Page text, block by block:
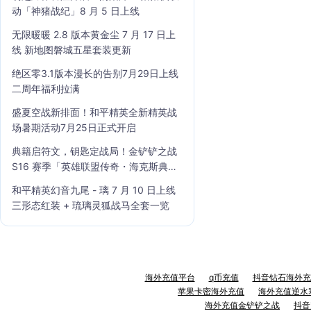
动「神猪战纪」8 月 5 日上线
无限暖暖 2.8 版本黄金尘 7 月 17 日上
线 新地图磐城五星套装更新
绝区零3.1版本漫长的告别7月29日上线
二周年福利拉满
盛夏空战新排面！和平精英全新精英战
场暑期活动7月25日正式开启
典籍启符文，钥匙定战局！金铲铲之战
S16 赛季「英雄联盟传奇・海克斯典
和平精英幻音九尾 - 璃 7 月 10 日上线
三形态红装 + 琉璃灵狐战马全套一览
海外充值平台 q币充值
抖音钻石海外
苹果卡密海外充值
海外充值逆水
海外充值金铲铲之战
抖